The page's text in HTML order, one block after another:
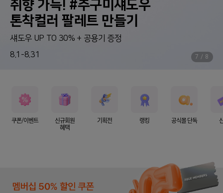
취향 가득! #추구미섀도우
톤착컬러 팔레트 만들기
섀도우 UP TO 30% + 공용기 증정
8.1-8.31
7 / 8
쿠폰/이벤트 신규회원
혜택
기획전 랭킹 공식몰 단독